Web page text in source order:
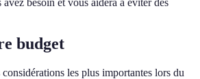
besoin et vous aidera à éviter des
budget
considérations les plus importantes lors du